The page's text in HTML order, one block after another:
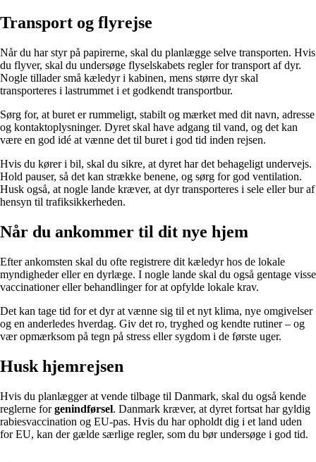
Transport og flyrejse
Når du har styr på papirerne, skal du planlægge selve transporten. Hvis
du flyver, skal du undersøge flyselskabets regler for transport af dyr.
Nogle tillader små kæledyr i kabinen, mens større dyr skal
transporteres i lastrummet i et godkendt transportbur.
Sørg for, at buret er rummeligt, stabilt og mærket med dit navn, adresse
og kontaktoplysninger. Dyret skal have adgang til vand, og det kan
være en god idé at vænne det til buret i god tid inden rejsen.
Hvis du kører i bil, skal du sikre, at dyret har det behageligt undervejs.
Hold pauser, så det kan strække benene, og sørg for god ventilation.
Husk også, at nogle lande kræver, at dyr transporteres i sele eller bur af
hensyn til trafiksikkerheden.
Når du ankommer til dit nye hjem
Efter ankomsten skal du ofte registrere dit kæledyr hos de lokale
myndigheder eller en dyrlæge. I nogle lande skal du også gentage visse
vaccinationer eller behandlinger for at opfylde lokale krav.
Det kan tage tid for et dyr at vænne sig til et nyt klima, nye omgivelser
og en anderledes hverdag. Giv det ro, tryghed og kendte rutiner – og
vær opmærksom på tegn på stress eller sygdom i de første uger.
Husk hjemrejsen
Hvis du planlægger at vende tilbage til Danmark, skal du også kende
reglerne forgenindførsel. Danmark kræver, at dyret fortsat har gyldig
rabiesvaccination og EU-pas. Hvis du har opholdt dig i et land uden
for EU, kan der gælde særlige regler, som du bør undersøge i god tid.